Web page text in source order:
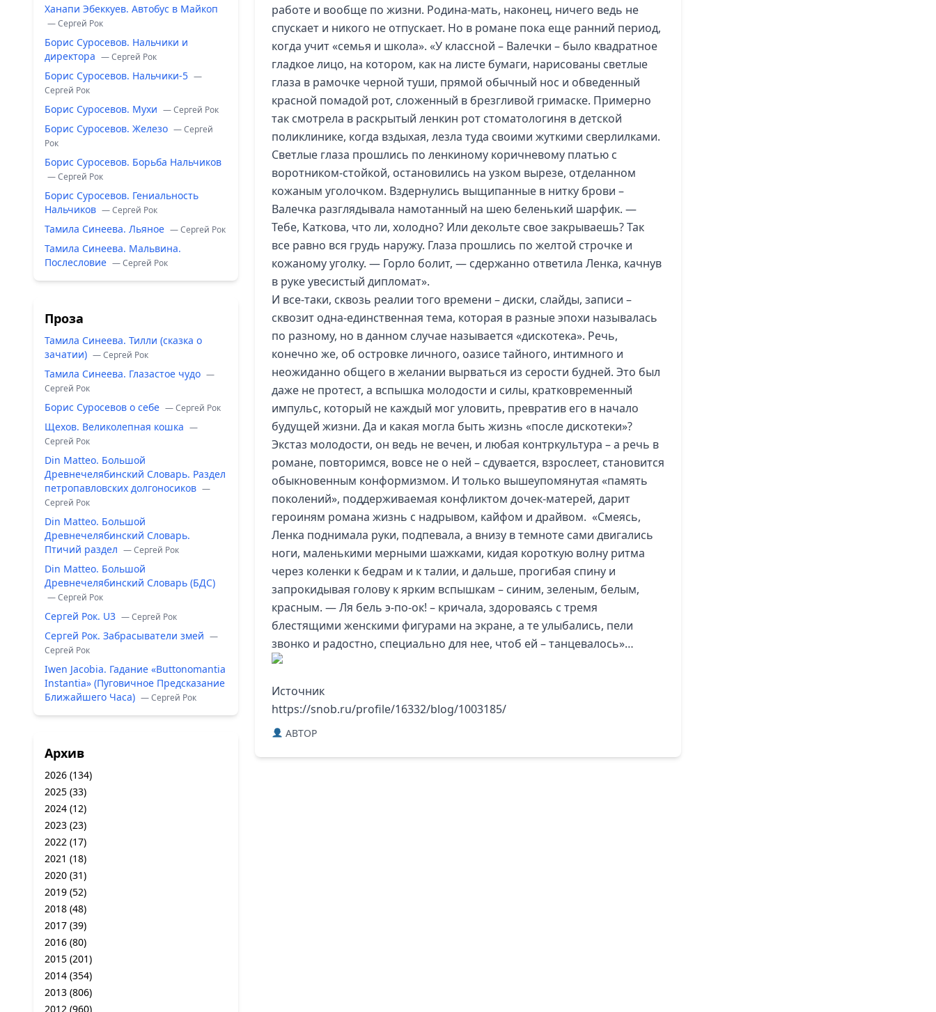
Ханапи Эбеккуев. Автобус в Майкоп
— Сергей Рок
Борис Суросевов. Нальчики и
директора — Сергей Рок
Борис Суросевов. Нальчики-5 —
Сергей Рок
Борис Суросевов. Мухи — Сергей Рок
Борис Суросевов. Железо — Сергей
Рок
Борис Суросевов. Борьба Нальчиков
— Сергей Рок
Борис Суросевов. Гениальность
Нальчиков — Сергей Рок
Тамила Синеева. Льяное — Сергей Рок
Тамила Синеева. Мальвина.
Послесловие — Сергей Рок
Проза
Тамила Синеева. Тилли (сказка о
зачатии) — Сергей Рок
Тамила Синеева. Глазастое чудо —
Сергей Рок
Борис Суросевов о себе — Сергей Рок
Щехов. Великолепная кошка —
Сергей Рок
Din Matteo. Большой
Древнечелябинский Словарь. Раздел
петропавловских долгоносиков —
Сергей Рок
Din Matteo. Большой
Древнечелябинский Словарь.
Птичий раздел — Сергей Рок
Din Matteo. Большой
Древнечелябинский Словарь (БДС)
— Сергей Рок
Сергей Рок. U3 — Сергей Рок
Сергей Рок. Забрасыватели змей —
Сергей Рок
Iwen Jacobia. Гадание «Buttonomantia
Instantia» (Пуговичное Предсказание
Ближайшего Часа) — Сергей Рок
Архив
2026 (134)
2025 (33)
2024 (12)
2023 (23)
2022 (17)
2021 (18)
2020 (31)
2019 (52)
2018 (48)
2017 (39)
2016 (80)
2015 (201)
2014 (354)
2013 (806)
2012 (960)
работе и вообще по жизни. Родина-мать, наконец, ничего ведь не
спускает и никого не отпускает. Но в романе пока еще ранний период,
когда учит «семья и школа». «У классной – Валечки – было квадратное
гладкое лицо, на котором, как на листе бумаги, нарисованы светлые
глаза в рамочке черной туши, прямой обычный нос и обведенный
красной помадой рот, сложенный в брезгливой гримаске. Примерно
так смотрела в раскрытый ленкин рот стоматологиня в детской
поликлинике, когда вздыхая, лезла туда своими жуткими сверлилками.
Светлые глаза прошлись по ленкиному коричневому платью с
воротником-стойкой, остановились на узком вырезе, отделанном
кожаным уголочком. Вздернулись выщипанные в нитку брови –
Валечка разглядывала намотанный на шею беленький шарфик. —
Тебе, Каткова, что ли, холодно? Или декольте свое закрываешь? Так
все равно вся грудь наружу. Глаза прошлись по желтой строчке и
кожаному уголку. — Горло болит, — сдержанно ответила Ленка, качнув
в руке увесистый дипломат».
И все-таки, сквозь реалии того времени – диски, слайды, записи –
сквозит одна-единственная тема, которая в разные эпохи называлась
по разному, но в данном случае называется «дискотека». Речь,
конечно же, об островке личного, оазисе тайного, интимного и
неожиданно общего в желании вырваться из серости будней. Это был
даже не протест, а вспышка молодости и силы, кратковременный
импульс, который не каждый мог уловить, превратив его в начало
будущей жизни. Да и какая могла быть жизнь «после дискотеки»?
Экстаз молодости, он ведь не вечен, и любая контркультура – а речь в
романе, повторимся, вовсе не о ней – сдувается, взрослеет, становится
обыкновенным конформизмом. И только вышеупомянутая «память
поколений», поддерживаемая конфликтом дочек-матерей, дарит
героиням романа жизнь с надрывом, кайфом и драйвом. «Смеясь,
Ленка поднимала руки, подпевала, а внизу в темноте сами двигались
ноги, маленькими мерными шажками, кидая короткую волну ритма
через коленки к бедрам и к талии, и дальше, прогибая спину и
запрокидывая голову к ярким вспышкам – синим, зеленым, белым,
красным. — Ля бель э-по-ок! – кричала, здороваясь с тремя
блестящими женскими фигурами на экране, а те улыбались, пели
звонко и радостно, специально для нее, чтоб ей – танцевалось»…
Источник
https://snob.ru/profile/16332/blog/1003185/
ABTOP